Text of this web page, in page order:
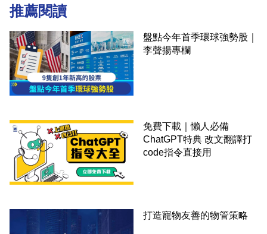
推薦閱讀
盤點今年首季環球強勢股｜
李聲揚專欄
免費下載｜懶人必備
ChatGPT特典 改文翻譯打
code指令直接用
打造寵物友善的物管策略